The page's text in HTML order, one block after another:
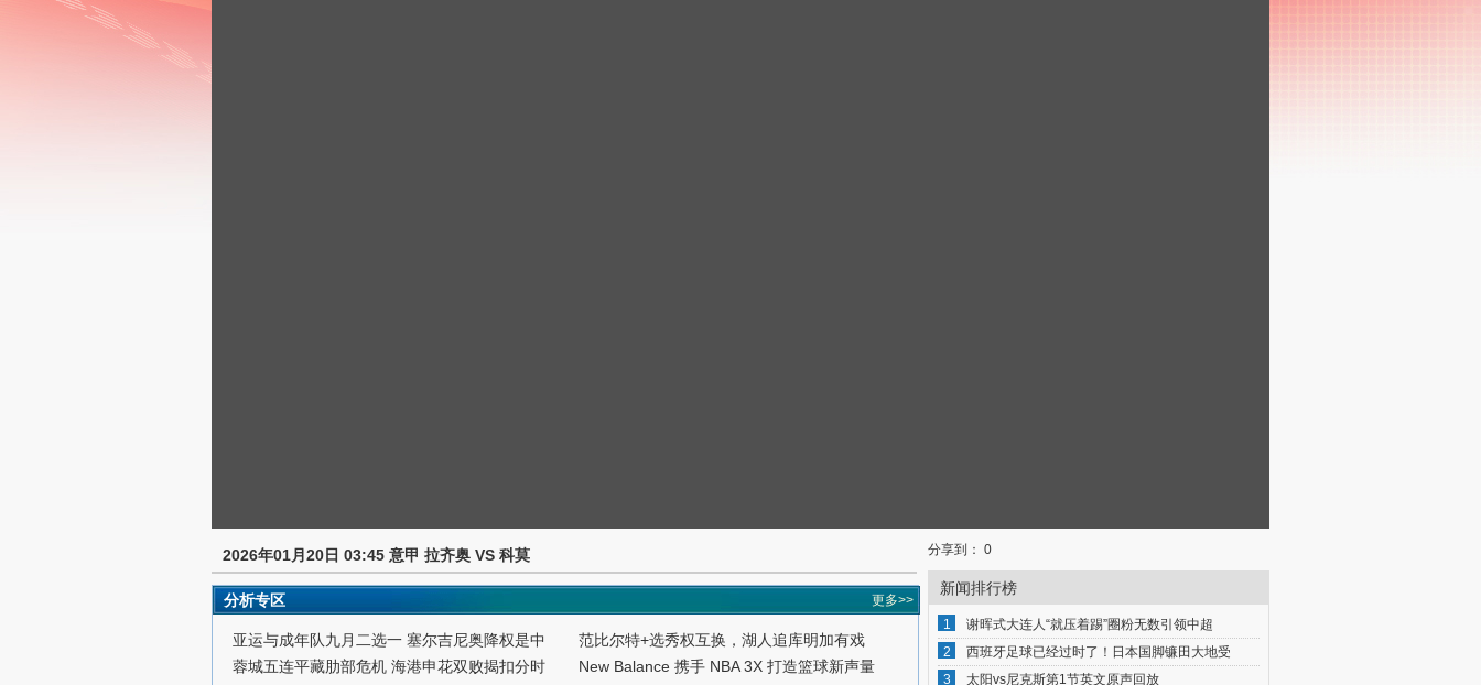
2026年01月20日 03:45 意甲 拉齐奥 VS 科莫
分析专区 更多>>
亚运与成年队九月二选一 塞尔吉尼奥降权是中
蓉城五连平藏肋部危机 海港申花双败揭扣分时
范比尔特+选秀权互换，湖人追库明加有戏
New Balance 携手 NBA 3X 打造篮球新声量
分享到： 0
新闻排行榜
1
谢晖式大连人“就压着踢”圈粉无数引领中超
2
西班牙足球已经过时了！日本国脚镰田大地受
3
太阳vs尼克斯第1节英文原声回放